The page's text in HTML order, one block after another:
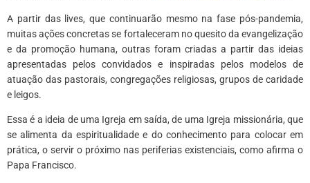
A partir das lives, que continuarão mesmo na fase pós-pandemia,
muitas ações concretas se fortaleceram no quesito da evangelização
e da promoção humana, outras foram criadas a partir das ideias
apresentadas pelos convidados e inspiradas pelos modelos de
atuação das pastorais, congregações religiosas, grupos de caridade
e leigos.
Essa é a ideia de uma Igreja em saída, de uma Igreja missionária, que
se alimenta da espiritualidade e do conhecimento para colocar em
prática, o servir o próximo nas periferias existenciais, como afirma o
Papa Francisco.